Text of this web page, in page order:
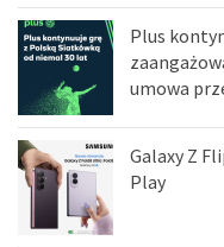
Plus
umowa
Galaxy Z
Play